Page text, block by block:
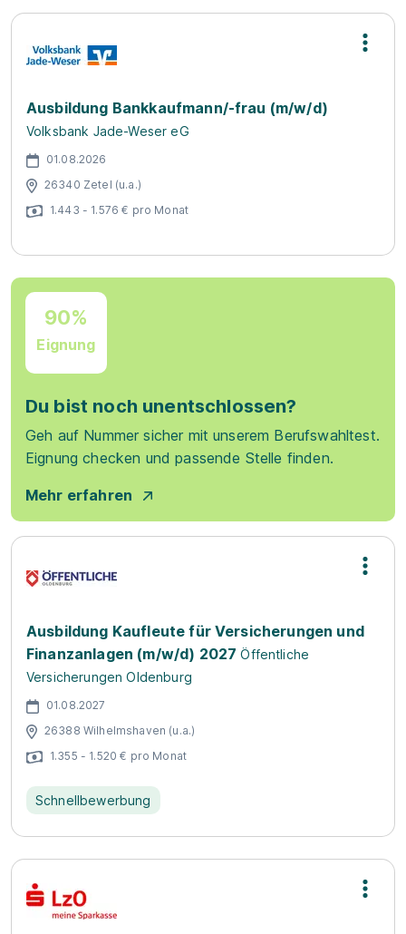
Ausbildung Bankkaufmann/-frau (m/w/d)
Volksbank Jade-Weser eG
01.08.2026
26340 Zetel (u.a.)
1.443 - 1.576 € pro Monat
90%
Eignung
Du bist noch unentschlossen?
Geh auf Nummer sicher mit unserem Berufswahltest.
Eignung checken und passende Stelle finden.
Mehr erfahren
Ausbildung Kaufleute für Versicherungen und
Finanzanlagen (m/w/d) 2027 Öffentliche
Versicherungen Oldenburg
01.08.2027
26388 Wilhelmshaven (u.a.)
1.355 - 1.520 € pro Monat
Schnellbewerbung